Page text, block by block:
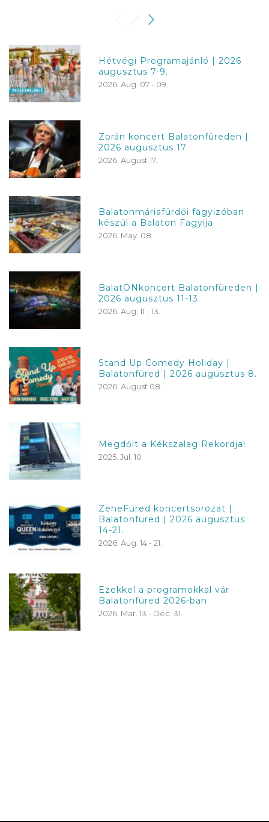
Hétvégi Programajánló | 2026
augusztus 7-9.
2026. Aug. 07 - 09.
Zorán koncert Balatonfüreden |
2026 augusztus 17.
2026. August 17.
Balatonmáriafürdői fagyizóban
készül a Balaton Fagyija
2026. May. 08
BalatONkoncert Balatonfüreden |
2026 augusztus 11-13.
2026. Aug. 11 - 13.
Stand Up Comedy Holiday |
Balatonfüred | 2026 augusztus 8.
2026. August 08.
Megdőlt a Kékszalag Rekordja!
2025. Jul. 10
ZeneFüred koncertsorozat |
Balatonfüred | 2026 augusztus
14-21.
2026. Aug. 14 - 21.
Ezekkel a programokkal vár
Balatonfüred 2026-ban
2026. Mar. 13 - Dec. 31.